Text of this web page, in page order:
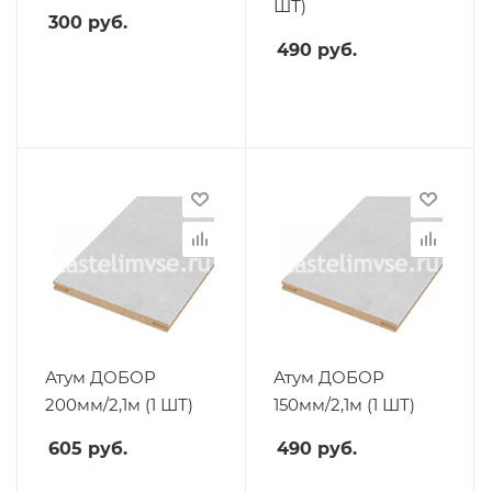
300 руб.
ШТ)
490 руб.
Атум ДОБОР
200мм/2,1м (1 ШТ)
605 руб.
Атум ДОБОР
150мм/2,1м (1 ШТ)
490 руб.